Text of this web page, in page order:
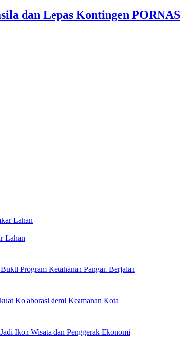
dan Lepas Kontingen PORNAS
Lahan
Program Ketahanan Pangan Berjalan
Kolaborasi demi Keamanan Kota
Ikon Wisata dan Penggerak Ekonomi